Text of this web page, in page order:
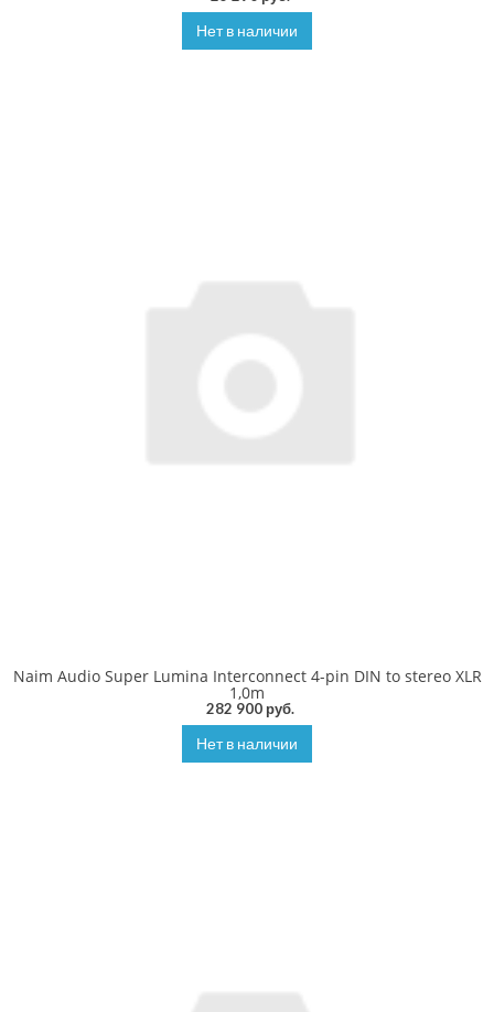
Нет в наличии
Naim Audio Super Lumina Interconnect 4-pin DIN to stereo XLR
1,0m
282 900 руб.
Нет в наличии